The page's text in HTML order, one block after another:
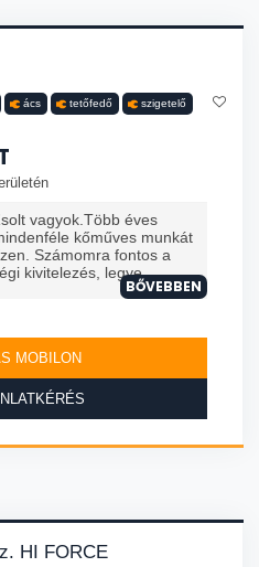
ács tetőfedő szigetelő
vagyok.Több éves
kőműves munkát
Számomra fontos a
kivitelezés, legye...
BŐVEBBEN
MOBILON